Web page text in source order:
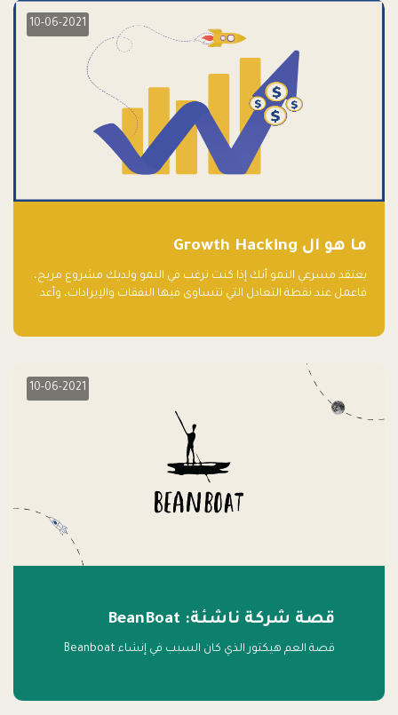
10-06-2021
ما هو ال Growth Hacking
يعتقد مسرعي النمو أنك إذا كنت ترغب في النمو ولديك مشروع مربح،
فاعمل عند نقطة التعادل التي تتساوى فيها النفقات والإيرادات، وأعد
10-06-2021
قصة شركة ناشئة: BeanBoat
قصة العم هيكتور الذي كان السبب في إنشاء Beanboat